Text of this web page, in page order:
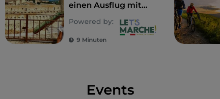
einen Ausflug mit
Powered by:
9 Minuten
Events